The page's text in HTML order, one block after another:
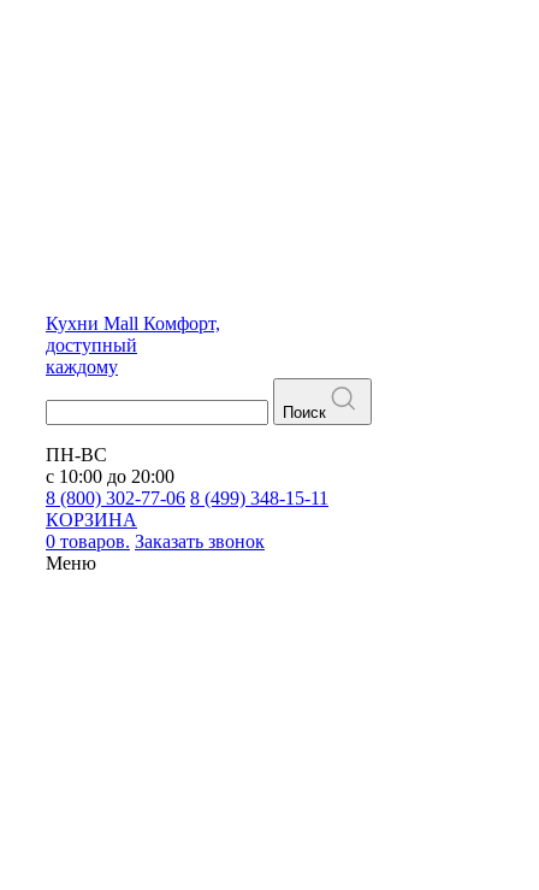
Кухни Mall Комфорт,
доступный
каждому
Поиск
ПН-ВС
с 10:00 до 20:00
8 (800) 302-77-06 8 (499) 348-15-11
КОРЗИНА
0 товаров. Заказать звонок
Меню